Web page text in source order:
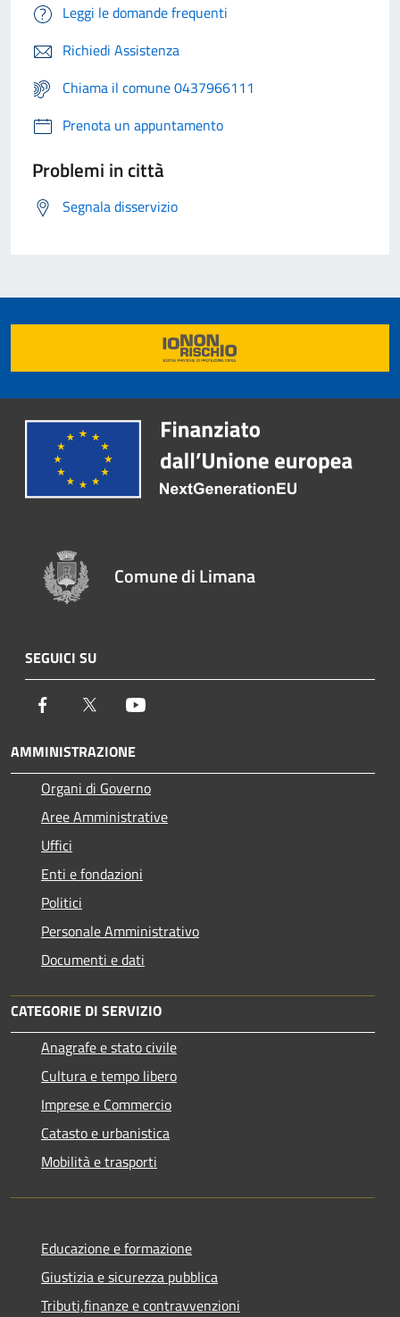
Leggi le domande frequenti
Richiedi Assistenza
Chiama il comune 0437966111
Prenota un appuntamento
Problemi in città
Segnala disservizio
Comune di Limana
SEGUICI SU
Facebook Twitter
AMMINISTRAZIONE
Organi di Governo
Aree Amministrative
Uffici
Enti e fondazioni
Politici
Personale Amministrativo
Documenti e dati
CATEGORIE DI SERVIZIO
Anagrafe e stato civile
Cultura e tempo libero
Imprese e Commercio
Catasto e urbanistica
Mobilità e trasporti
Educazione e formazione
Giustizia e sicurezza pubblica
Tributi,finanze e contravvenzioni